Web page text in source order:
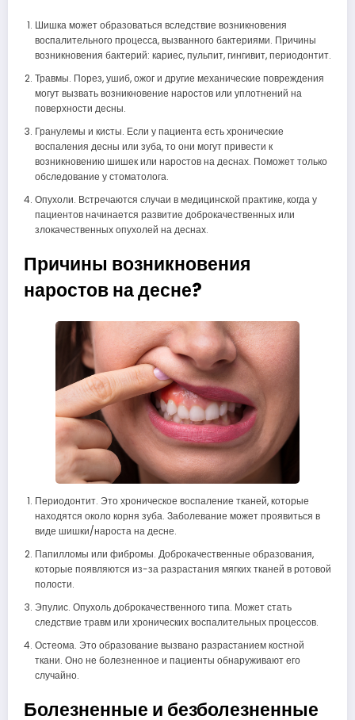
Шишка может образоваться вследствие возникновения
воспалительного процесса, вызванного бактериями. Причины
возникновения бактерий: кариес, пульпит, гингивит, периодонтит.
Травмы. Порез, ушиб, ожог и другие механические повреждения
могут вызвать возникновение наростов или уплотнений на
поверхности десны.
Гранулемы и кисты. Если у пациента есть хронические
воспаления десны или зуба, то они могут привести к
возникновению шишек или наростов на деснах. Поможет только
обследование у стоматолога.
Опухоли. Встречаются случаи в медицинской практике, когда у
пациентов начинается развитие доброкачественных или
злокачественных опухолей на деснах.
Причины возникновения
наростов на десне?
Периодонтит. Это хроническое воспаление тканей, которые
находятся около корня зуба. Заболевание может проявиться в
виде шишки/нароста на десне.
Папилломы или фибромы. Доброкачественные образования,
которые появляются из-за разрастания мягких тканей в ротовой
полости.
Эпулис. Опухоль доброкачественного типа. Может стать
следствие травм или хронических воспалительных процессов.
Остеома. Это образование вызвано разрастанием костной
ткани. Оно не болезненное и пациенты обнаруживают его
случайно.
Болезненные и безболезненные